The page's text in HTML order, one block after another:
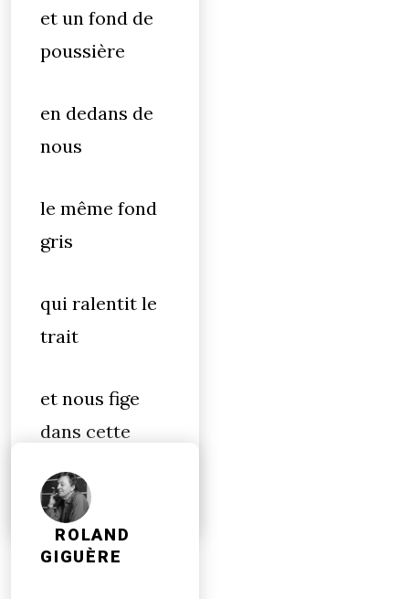
et un fond de
poussière
en dedans de
nous
le même fond
gris
qui ralentit le
trait
et nous fige
dans cette
ROLAND
GIGUÈRE